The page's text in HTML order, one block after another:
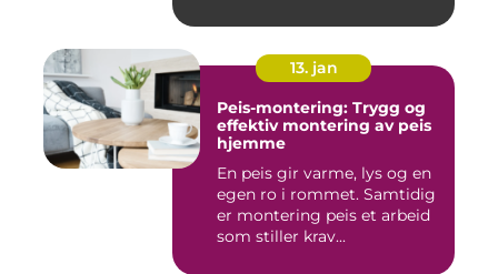
13. jan
Peis-montering: Trygg og
effektiv montering av peis
hjemme
En peis gir varme, lys og en
egen ro i rommet. Samtidig
er montering peis et arbeid
som stiller krav...